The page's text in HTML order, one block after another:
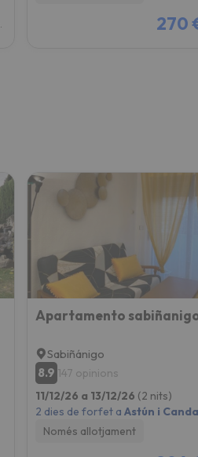
270
Apartamento
Sabiñánigo
8.9 147 opinions
11/12/26 a 13/12/26 (2 nits)
2 dies de forfet aAstún i
Només allotjament